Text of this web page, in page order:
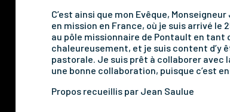
C’est ainsi que mon Evêque,
en mission en France, où je suis arrivé le
au pôle missionnaire de Pontault en
chaleureusement, et je suis content d’y
pastorale. Je suis prêt à collaborer avec
une bonne collaboration, puisque c’est
Propos recueillis par Jean Saulue